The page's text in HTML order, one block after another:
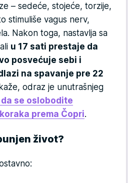
– sedeće, stojeće, torzije,
stimuliše vagus nerv,
Nakon toga, nastavlja sa
u 17 sati prestaje da
posvećuje sebi i
na spavanje pre 22
odraz je unutrašnjeg
se oslobodite
prema Čopri.
život?